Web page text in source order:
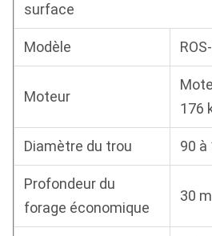
surface
Modèle
Moteur
176
Diamètre du trou 90 à
Profondeur du
forage économique
30 m